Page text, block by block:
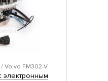
Volvo FM302-V
электронным